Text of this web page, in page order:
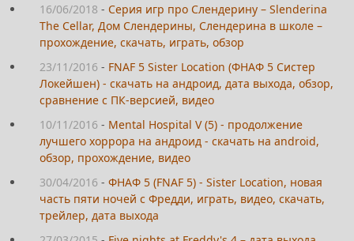
16/06/2018 - Серия игр про Слендерину – Slenderina
The Cellar, Дом Слендерины, Слендерина в школе –
прохождение, скачать, играть, обзор
23/11/2016 - FNAF 5 Sister Location (ФНАФ 5 Систер
Локейшен) - скачать на андроид, дата выхода, обзор,
сравнение с ПК-версией, видео
10/11/2016 - Mental Hospital V (5) - продолжение
лучшего хоррора на андроид - скачать на android,
обзор, прохождение, видео
30/04/2016 - ФНАФ 5 (FNАF 5) - Sister Location, новая
часть пяти ночей с Фредди, играть, видео, скачать,
трейлер, дата выхода